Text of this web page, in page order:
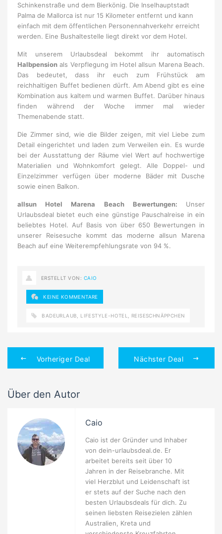
Schinkenstraße und dem Bierkönig. Die Inselhauptstadt
Palma de Mallorca ist nur 15 Kilometer entfernt und kann
einfach mit dem öffentlichen Personennahverkehr erreicht
werden. Eine Bushaltestelle liegt direkt vor dem Hotel.
Mit unserem Urlaubsdeal bekommt ihr automatisch
Halbpension als Verpflegung im Hotel allsun Marena Beach.
Das bedeutet, dass ihr euch zum Frühstück am
reichhaltigen Buffet bedienen dürft. Am Abend gibt es eine
Kombination aus kaltem und warmen Buffet. Darüber hinaus
finden während der Woche immer mal wieder
Themenabende statt.
Die Zimmer sind, wie die Bilder zeigen, mit viel Liebe zum
Detail eingerichtet und laden zum Verweilen ein. Es wurde
bei der Ausstattung der Räume viel Wert auf hochwertige
Materialien und Wohnkomfort gelegt. Alle Doppel- und
Einzelzimmer verfügen über moderne Bäder mit Dusche
sowie einen Balkon.
allsun Hotel Marena Beach Bewertungen: Unser
Urlaubsdeal bietet euch eine günstige Pauschalreise in ein
beliebtes Hotel. Auf Basis von über 650 Bewertungen in
unserer Reisesuche kommt das moderne allsun Marena
Beach auf eine Weiterempfehlungsrate von 94 %.
ERSTELLT VON: CAIO
KEINE KOMMENTARE
BADEURLAUB LIFESTYLE-HOTEL REISESCHNÄPPCHEN
Vorheriger Deal Nächster Deal
Über den Autor
Caio
Caio ist der Gründer und Inhaber
von dein-urlaubsdeal.de. Er
arbeitet bereits seit über 10
Jahren in der Reisebranche. Mit
viel Herzblut und Leidenschaft ist
er stets auf der Suche nach den
besten Urlaubsdeals für dich. Zu
seinen liebsten Reisezielen zählen
Australien, Kreta und